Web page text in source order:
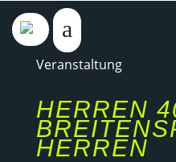
Veranstaltung
HERREN
HERREN